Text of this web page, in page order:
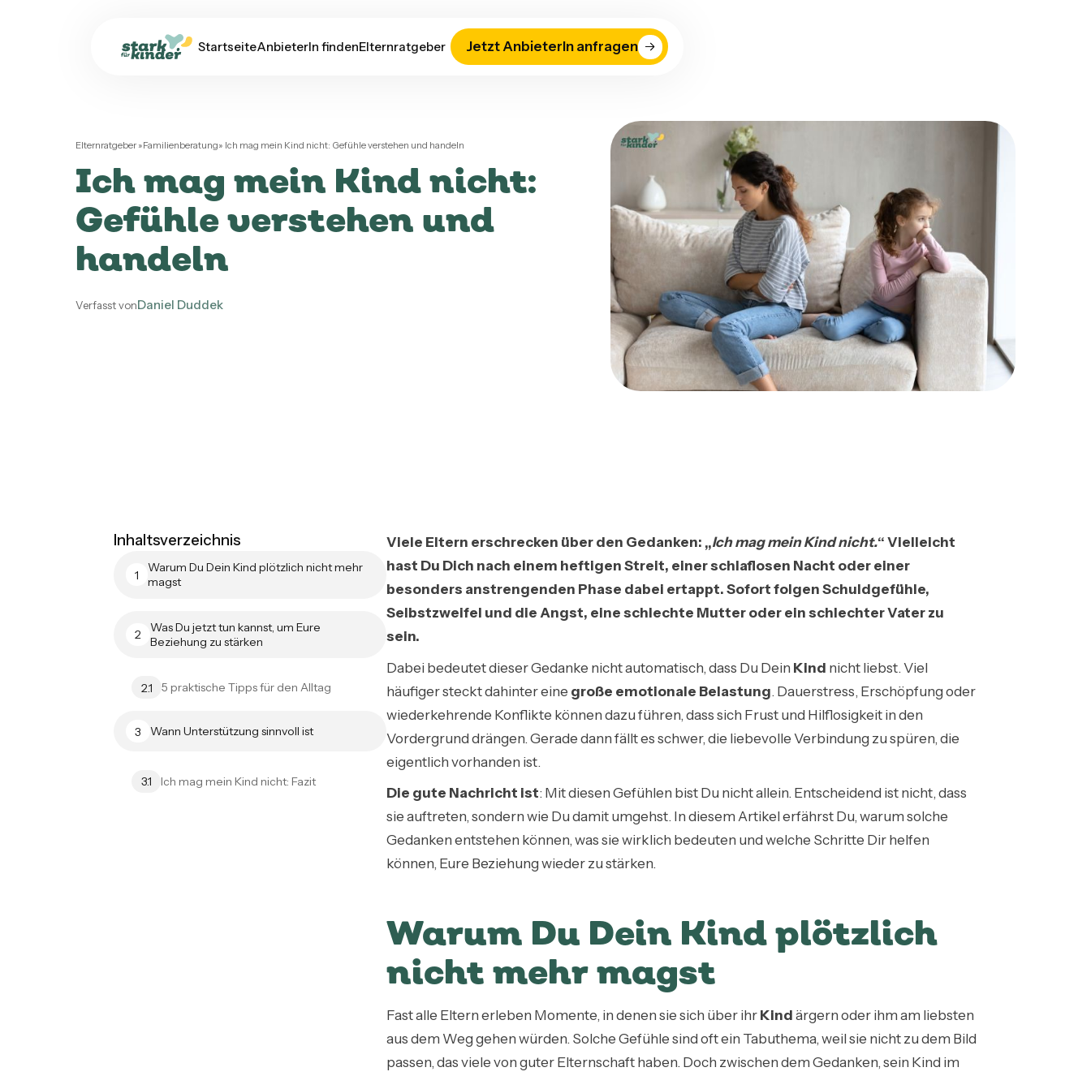
StartseiteAnbieterIn findenElternratgeber Jetzt AnbieterIn anfragen
Elternratgeber »Familienberatung» Ich mag mein Kind nicht: Gefühle verstehen und handeln
Ich mag mein Kind nicht:
Gefühle verstehen und
handeln
Verfasst vonDaniel Duddek
Inhaltsverzeichnis
1
Warum Du Dein Kind plötzlich nicht mehr
magst
2
Was Du jetzt tun kannst, um Eure
Beziehung zu stärken
2.1 5 praktische Tipps für den Alltag
3 Wann Unterstützung sinnvoll ist
3.1 Ich mag mein Kind nicht: Fazit
Viele Eltern erschrecken über den Gedanken: „Ich mag mein Kind nicht.“ Vielleicht
hast Du Dich nach einem heftigen Streit, einer schlaflosen Nacht oder einer
besonders anstrengenden Phase dabei ertappt. Sofort folgen Schuldgefühle,
Selbstzweifel und die Angst, eine schlechte Mutter oder ein schlechter Vater zu
sein.
Dabei bedeutet dieser Gedanke nicht automatisch, dass Du Dein Kind nicht liebst. Viel
häufiger steckt dahinter eine große emotionale Belastung. Dauerstress, Erschöpfung oder
wiederkehrende Konflikte können dazu führen, dass sich Frust und Hilflosigkeit in den
Vordergrund drängen. Gerade dann fällt es schwer, die liebevolle Verbindung zu spüren, die
eigentlich vorhanden ist.
Die gute Nachricht ist: Mit diesen Gefühlen bist Du nicht allein. Entscheidend ist nicht, dass
sie auftreten, sondern wie Du damit umgehst. In diesem Artikel erfährst Du, warum solche
Gedanken entstehen können, was sie wirklich bedeuten und welche Schritte Dir helfen
können, Eure Beziehung wieder zu stärken.
Warum Du Dein Kind plötzlich
nicht mehr magst
Fast alle Eltern erleben Momente, in denen sie sich über ihrKindärgern oder ihm am liebsten
aus dem Weg gehen würden. Solche Gefühle sind oft ein Tabuthema, weil sie nicht zu dem Bild
passen, das viele von guter Elternschaft haben. Doch zwischen dem Gedanken, sein Kind im